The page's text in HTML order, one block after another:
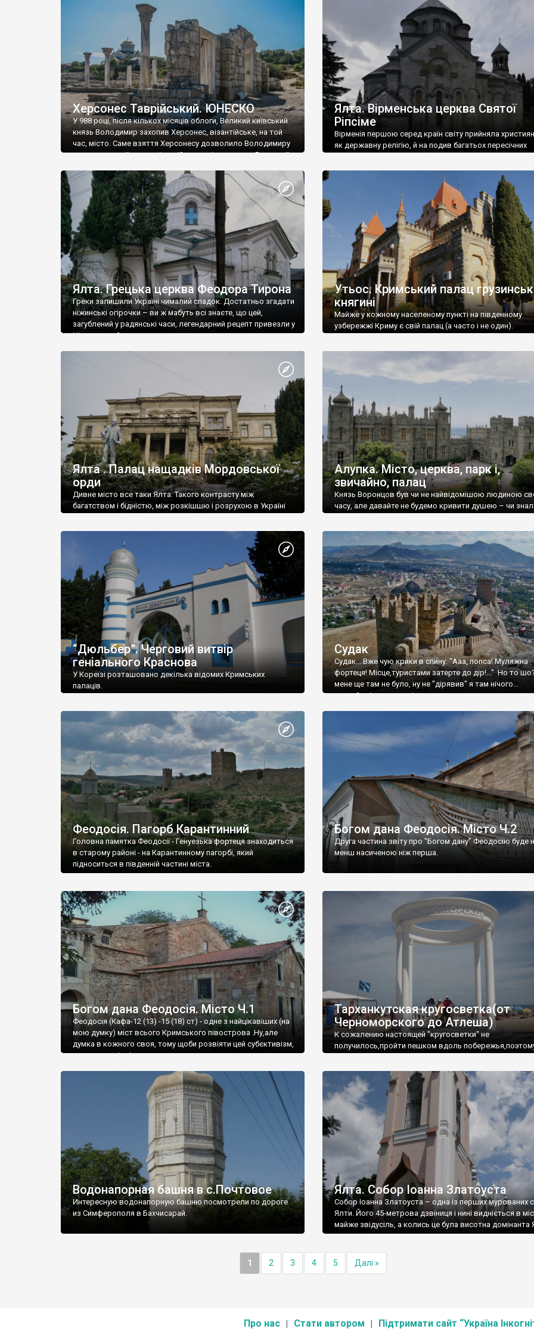
візантійської доби. Раритети викрадені з фондів об’єкту
культурної спадщини ЮНЕСКО «Херсонеса Таврійського».
Офіційно – на виставку «Золото Візантії», але експерти та
влада в Україні вважають це лише […]
називаються «повстяками» (postaki)…” “Вино. Крим
виробляє відмінне вино і його вдосталь: воно все
легке біле і дуже […]
Херсонес Таврійський. ЮНЕСКО
У 988 році, після кількох місяців облоги, Великий київський
князь Володимир захопив Херсонес, візантійське, на той
час, місто. Саме взяття Херсонесу дозволило Володимиру
диктувати свої умови візантійському імператору Василю ІІ,
Херсонесі Володимир-язичник, став Василем-
християнином. А потім було Хрещення Русі. На честь
Херсонесу Таврійського названо місто […]
Ялта. Вірменська церква Святої
Ріпсіме
Вірменія першою серед країн світу прийняла
як державну релігію, й на подив багатьох пересічних
Ялта. Грецька церква Феодора Тирона
Греки залишили Україні чималий спадок. Достатньо згадати
ніжинські огірочки – ви ж мабуть всі знаєте, що цей,
загублений у радянські часи, легендарний рецепт привезли у
Ніжин греки?
Утьос. Кримський палац
княгині
Майже у кожному населеному пункті на південному
узбережжі Криму є свій палац (а часто і не один).
Ялта . Палац нащадків Мордовської
орди
Дивне місто все таки Ялта. Такого контрасту між
багатством і бідністю, між розкішшю і розрухою в Україні
Алупка. Місто, церква, парк і,
звичайно, палац
Князь Воронцов був чи не найвідомішою людиною
часу, але давайте не будемо кривити душею – чи
“Дюльбер”. Черговий витвір
геніального Краснова
У Кореїзі розташовано декілька відомих Кримських
палаців.
Судак
Судак... Вже чую крики в спину: "Ааа, попса! Муляжна
фортеця! Місце,туристами затерте до дір!..." Но то
мене ще там не було, ну не "дірявив" я там нічого...
принаймні до цього літа.
Феодосія. Пагорб Карантинний
Головна памятка Феодосії - Генуезька фортеця знаходиться
в старому районі - на Карантинному пагорбі, який
підноситься в південній частині міста.
Богом дана Феодосія. Місто Ч.2
Друга частина звіту про "Богом дану" Феодосію буде
менш насиченою ніж перша.
Богом дана Феодосія. Місто Ч.1
Феодосія (Кафа-12 (13) -15 (18) ст) - одне з найцікавіших (на
мою думку) міст всього Кримського півострова .Ну,але
думка в кожного своя, тому щоби розвіяти цей субєктивізм,
запрошую відвідати це
Тарханкутская кругосветка(от
Черноморского до Атлеша)
К сожалению настоящей "кругосветки" не
получилось,пройти пешком вдоль
Водонапорная башня в с.Почтовое
Интересную водонапорную башню посмотрели по дороге
из Симферополя в Бахчисарай.
Ялта. Собор Іоанна Златоуста
Собор Іоанна Златоуста – одна із перших мурованих
Ялти. Його 45-метрова дзвіниця і нині видніється в
майже звідусіль, а колись це була висотна домінанта
1 2 3 4 5 Далі »
Про нас Стати автором Підтримати сайт “Україна